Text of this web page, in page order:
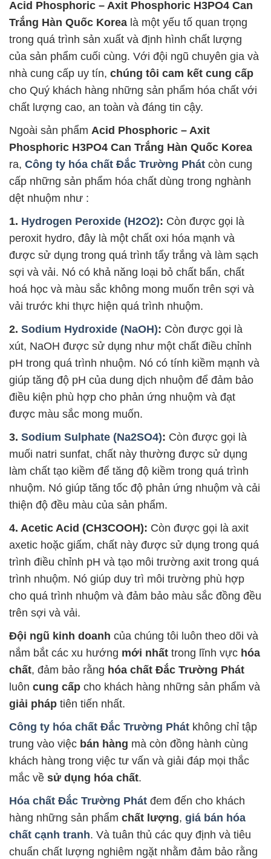
Acid Phosphoric – Axit Phosphoric H3PO4 Can
Trắng Hàn Quốc Korea là một yếu tố quan trọng
trong quá trình sản xuất và định hình chất lượng
của sản phẩm cuối cùng. Với đội ngũ chuyên gia và
nhà cung cấp uy tín, chúng tôi cam kết cung cấp
cho Quý khách hàng những sản phẩm hóa chất với
chất lượng cao, an toàn và đáng tin cậy.
Ngoài sản phẩm Acid Phosphoric – Axit
Phosphoric H3PO4 Can Trắng Hàn Quốc Korea
ra, Công ty hóa chất Đắc Trường Phát còn cung
cấp những sản phẩm hóa chất dùng trong nghành
dệt nhuộm như :
1. Hydrogen Peroxide (H2O2): Còn được gọi là
peroxit hydro, đây là một chất oxi hóa mạnh và
được sử dụng trong quá trình tẩy trắng và làm sạch
sợi và vải. Nó có khả năng loại bỏ chất bẩn, chất
hoá học và màu sắc không mong muốn trên sợi và
vải trước khi thực hiện quá trình nhuộm.
2. Sodium Hydroxide (NaOH): Còn được gọi là
xút, NaOH được sử dụng như một chất điều chỉnh
pH trong quá trình nhuộm. Nó có tính kiềm mạnh và
giúp tăng độ pH của dung dịch nhuộm để đảm bảo
điều kiện phù hợp cho phản ứng nhuộm và đạt
được màu sắc mong muốn.
3. Sodium Sulphate (Na2SO4): Còn được gọi là
muối natri sunfat, chất này thường được sử dụng
làm chất tạo kiềm để tăng độ kiềm trong quá trình
nhuộm. Nó giúp tăng tốc độ phản ứng nhuộm và cải
thiện độ đều màu của sản phẩm.
4. Acetic Acid (CH3COOH): Còn được gọi là axit
axetic hoặc giấm, chất này được sử dụng trong quá
trình điều chỉnh pH và tạo môi trường axit trong quá
trình nhuộm. Nó giúp duy trì môi trường phù hợp
cho quá trình nhuộm và đảm bảo màu sắc đồng đều
trên sợi và vải.
Đội ngũ kinh doanh của chúng tôi luôn theo dõi và
nắm bắt các xu hướng mới nhất trong lĩnh vực hóa
chất, đảm bảo rằng hóa chất Đắc Trường Phát
luôn cung cấp cho khách hàng những sản phẩm và
giải pháp tiên tiến nhất.
Công ty hóa chất Đắc Trường Phát không chỉ tập
trung vào việc bán hàng mà còn đồng hành cùng
khách hàng trong việc tư vấn và giải đáp mọi thắc
mắc về sử dụng hóa chất.
Hóa chất Đắc Trường Phát đem đến cho khách
hàng những sản phẩm chất lượng, giá bán hóa
chất cạnh tranh. Và tuân thủ các quy định và tiêu
chuẩn chất lượng nghiêm ngặt nhằm đảm bảo rằng